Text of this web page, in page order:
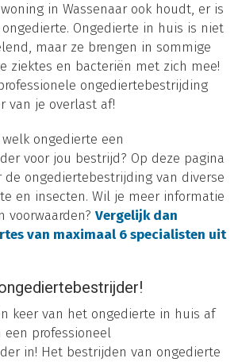
in Wassenaar ook houdt, er is
Ongedierte in huis is niet
maar ze brengen in sommige
ziektes en bacteriën met zich mee!
ongediertebestrijding
van je overlast af!
ongedierte een
voor jou bestrijd? Op deze pagina
de ongediertebestrijding van diverse
en insecten. Wil je meer informatie
voorwaarden? Vergelijk dan
van maximaal 6 specialisten uit
keer van het ongedierte in huis af
een professioneel
in! Het bestrijden van ongedierte